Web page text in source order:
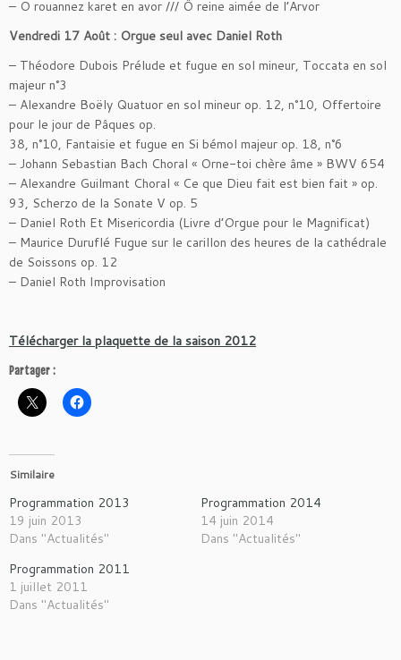
– O rouannez karet en avor /// Ô reine aimée de l’Arvor
Vendredi 17 Août : Orgue seul avec Daniel Roth
– Théodore Dubois Prélude et fugue en sol mineur, Toccata en sol
majeur n°3
– Alexandre Boëly Quatuor en sol mineur op. 12, n°10, Offertoire
pour le jour de Pâques op.
38, n°10, Fantaisie et fugue en Si bémol majeur op. 18, n°6
– Johann Sebastian Bach Choral « Orne-toi chère âme » BWV 654
– Alexandre Guilmant Choral « Ce que Dieu fait est bien fait » op.
93, Scherzo de la Sonate V op. 5
– Daniel Roth Et Misericordia (Livre d’Orgue pour le Magnificat)
– Maurice Duruflé Fugue sur le carillon des heures de la cathédrale
de Soissons op. 12
– Daniel Roth Improvisation
Télécharger la plaquette de la saison 2012
Partager :
Similaire
Programmation 2013
19 juin 2013
Dans "Actualités"
Programmation 2014
14 juin 2014
Dans "Actualités"
Programmation 2011
1 juillet 2011
Dans "Actualités"